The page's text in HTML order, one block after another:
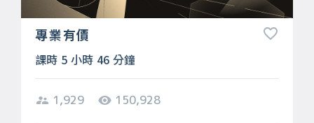
專業有價
課時 5 小時 46 分鐘
1,929 150,928